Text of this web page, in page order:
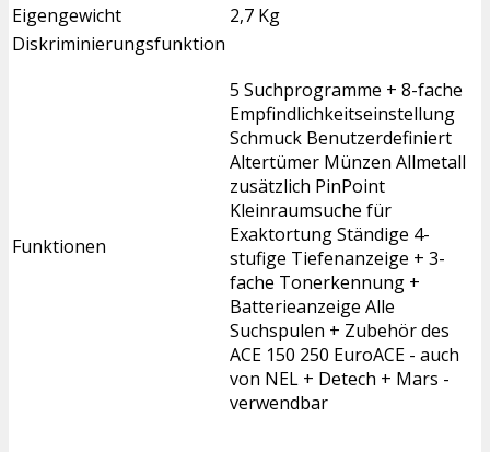
Eigengewicht
2,7 Kg
Diskriminierungsfunktion
Funktionen
5 Suchprogramme + 8-fache
Empfindlichkeitseinstellung
Schmuck Benutzerdefiniert
Altertümer Münzen Allmetall
zusätzlich PinPoint
Kleinraumsuche für
Exaktortung Ständige 4-
stufige Tiefenanzeige + 3-
fache Tonerkennung +
Batterieanzeige Alle
Suchspulen + Zubehör des
ACE 150 250 EuroACE - auch
von NEL + Detech + Mars -
verwendbar